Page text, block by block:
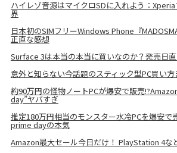
ハイレゾ音源はマイクロSDに入れよう：
界
日本初のSIMフリーWindows Phone『
正直な感想
Surface 3は本当の本当に買いなのか？発売日
意外と知らない今話題のスティック型PC買い方
約90万円の怪物ノートPCが爆安で販売
day”ヤバすぎ
推定180万円相当のモンスター水冷PCを爆安で
prime dayの本気
Amazon最大セール今日だけ！ PlayStation 4な